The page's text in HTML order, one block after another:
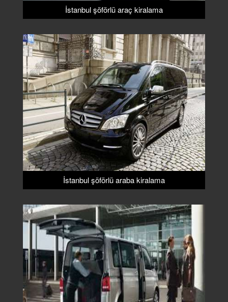
İstanbul şöförlü araç kiralama
İstanbul şöförlü araba kiralama